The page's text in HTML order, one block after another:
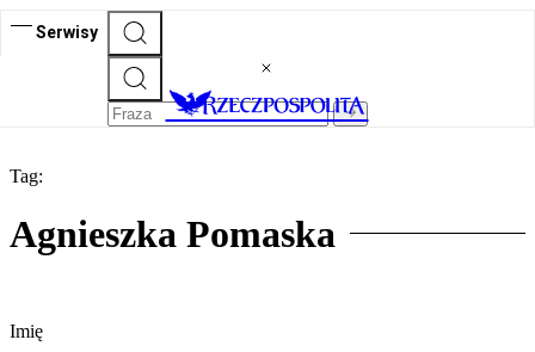
Serwisy
Tag:
Agnieszka Pomaska
Imię